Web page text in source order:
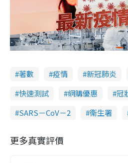
著數 疫情 新冠肺炎
快速測試
網購優惠 冠
SARS－CoV－2
衞生署
更多真實評價